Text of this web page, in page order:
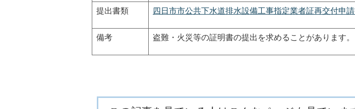
提出書類 四日市市公共下水道排水設備工事指定業者証再交付申
備考 盗難・火災等の証明書の提出を求めることがあります。